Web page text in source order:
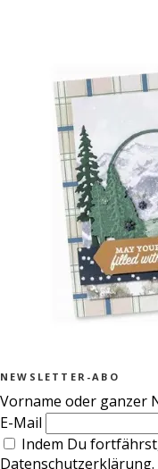
NEWSLETTER-ABO
Vorname oder ganzer
E-Mail
Indem Du
Datenschutzerklärung.